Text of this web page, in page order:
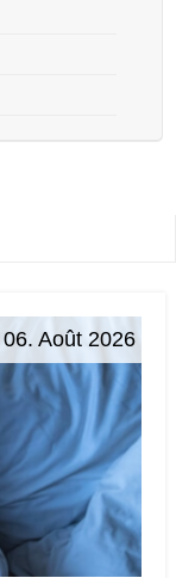
06. Août 2026